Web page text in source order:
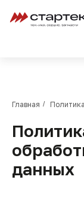
Ремонт ГБЦ
Шиномонтаж
Гарантийное
Главная /
данных